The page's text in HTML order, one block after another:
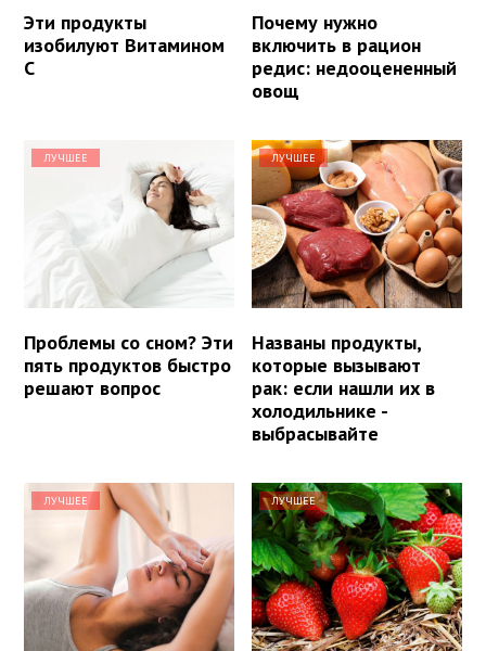
Эти продукты
изобилуют Витамином
С
Почему нужно
включить в рацион
редис: недооцененный
овощ
ЛУЧШЕЕ
Проблемы со сном? Эти
пять продуктов быстро
решают вопрос
ЛУЧШЕЕ
Названы продукты,
которые вызывают
рак: если нашли их в
холодильнике -
выбрасывайте
ЛУЧШЕЕ ЛУЧШЕЕ